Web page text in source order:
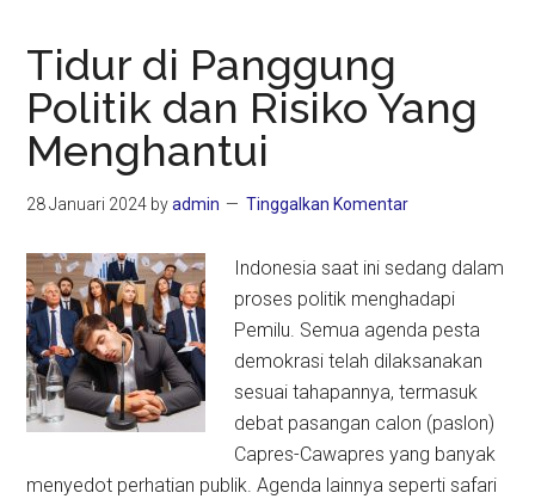
Tidur di Panggung
Politik dan Risiko Yang
Menghantui
28 Januari 2024 byadmin Tinggalkan Komentar
Indonesia saat ini sedang dalam
proses politik menghadapi
Pemilu. Semua agenda pesta
demokrasi telah dilaksanakan
sesuai tahapannya, termasuk
debat pasangan calon (paslon)
Capres-Cawapres yang banyak
menyedot perhatian publik. Agenda lainnya seperti safari